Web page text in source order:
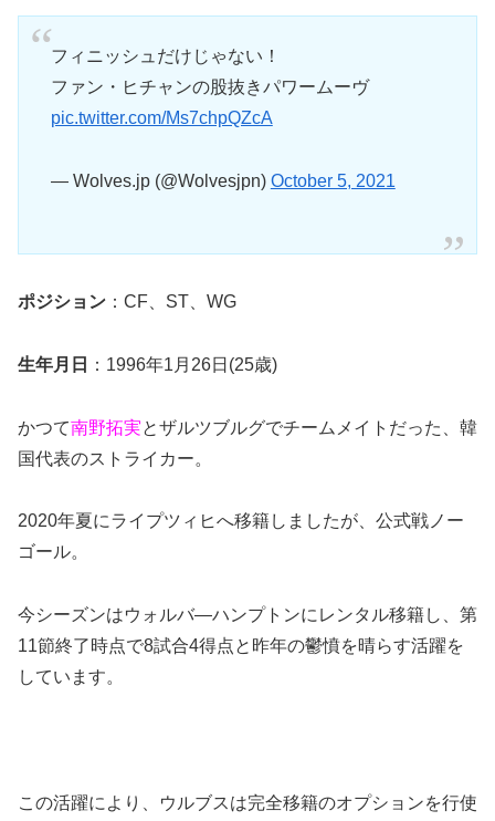
フィニッシュだけじゃない！
ファン・ヒチャンの股抜きパワームーヴ
pic.twitter.com/Ms7chpQZcA
— Wolves.jp (@Wolvesjpn) October 5, 2021
ポジション ：CF、ST、WG
生年月日 ：1996年1月26日(25歳)
かつて南野拓実とザルツブルグでチームメイトだった、韓
国代表のストライカー。
2020年夏にライプツィヒへ移籍しましたが、公式戦ノー
ゴール。
今シーズンはウォルバ―ハンプトンにレンタル移籍し、第
11節終了時点で8試合4得点と昨年の鬱憤を晴らす活躍を
しています。
この活躍により、ウルブスは完全移籍のオプションを行使